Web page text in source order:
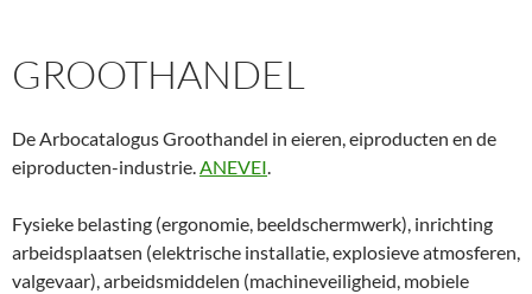
GROOTHANDEL
De Arbocatalogus Groothandel in eieren, eiproducten en de
eiproducten-industrie.ANEVEI.
Fysieke belasting (ergonomie, beeldschermwerk), inrichting
arbeidsplaatsen (elektrische installatie, explosieve atmosferen,
valgevaar), arbeidsmiddelen (machineveiligheid, mobiele